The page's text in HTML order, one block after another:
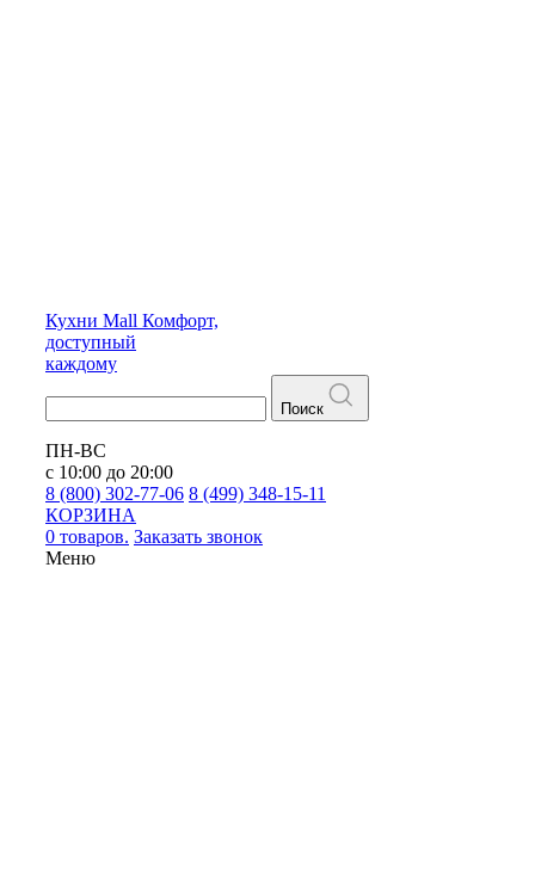
Кухни Mall Комфорт,
доступный
каждому
Поиск
ПН-ВС
с 10:00 до 20:00
8 (800) 302-77-06 8 (499) 348-15-11
КОРЗИНА
0 товаров. Заказать звонок
Меню